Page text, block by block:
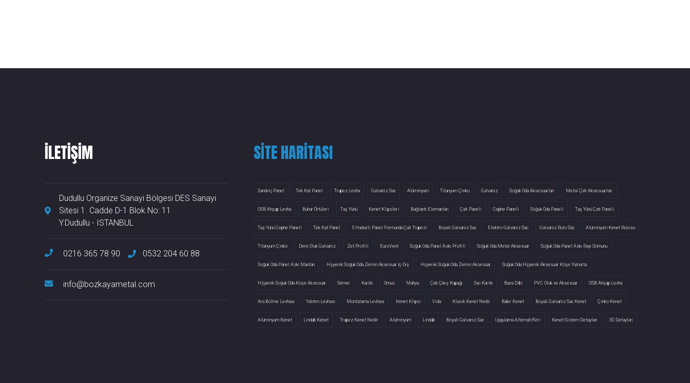
ILETIŞIM
Dudullu Organize Sanayi Bölgesi DES Sanayi
Sitesi 1. Cadde D-1 Blok No: 11
Y.Dudullu - ISTANBUL
0216 365 78 90 0532 204 60 88
info@bozkayametal.com
SITE HARITASI
Sandviç Panel Tek Kat Panel Trapez Levha Galvaniz Sac Alüminyum Titanyum Çinko Galvaniz Soğuk Oda Aksesuarları Metal Çatı Aksesuarları
OSB Ahşap Levha Buhar Örtüleri Taş Yünü Kenet Klipsleri Bağlantı Elemanları Çatı Paneli Cephe Paneli Soğuk Oda Paneli Taş Yünü Çatı Paneli
Taş Yünü Cephe Paneli Tek Kat Panel 5 Hadveli Panel Formunda Çatı Trapezi Boyalı Galvaniz Sac Elektro Galvaniz Sac Galvaniz Rulo Sac Alüminyum Kenet Rulosu
Titanyum Çinko Dere Oluk Galvaniz Zet Profili EuroVent Soğuk Oda Panel Askı Profili Soğuk Oda Metal Aksesuar Soğuk Oda Panel Askı Rayı Somunu
Soğuk Oda Panel Askı Mantarı Hijyenik Soğuk Oda Zemin Aksesuar İç-Dış Hijyenik Soğuk Oda Zemin Aksesuar Soğuk Oda Hijyenik Aksesuar Köşe Yumurta
Hijyenik Soğuk Oda Köşe Aksesuar Semer Karlık Omuz Mahya Çatı Çıkış Kapağı Sac Karlık Baca Dibi PVC Oluk ve Aksesuar OSB Ahşap Levha
Ara Bölme Levhası Yalıtım Levhası Montalama Levhası Kenet Klipsi Vida Klasik Kenet Nedir Bakır Kenet Boyalı Galvaniz Sac Kenet Çinko Kenet
Alüminyum Kenet Lindab Kenet Trapez Kenet Nedir Alüminyum Lindab Boyalı Galvaniz Sac Uygulama Alternatifleri Kenet Sistem Detayları 3D Detayları